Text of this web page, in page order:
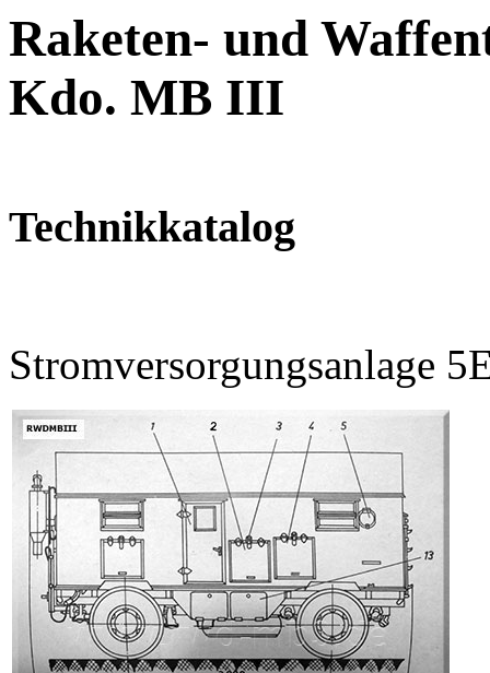
Raketen- und
Kdo. MB III
Technikkatalog
Stromversorgungsanlage